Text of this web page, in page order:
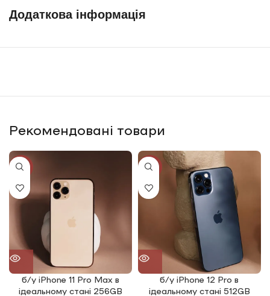
Додаткова інформація
Рекомендовані товари
-25%
б/у iPhone 11 Pro Max в
ідеальному стані 256GB
-20%
б/у iPhone 12 Pro в
ідеальному стані 512GB